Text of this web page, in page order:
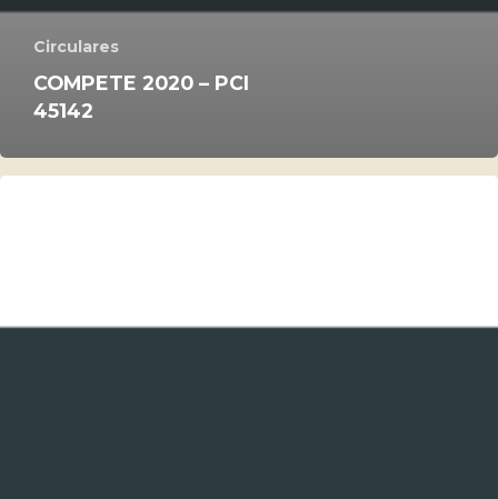
Circulares
COMPETE 2020 – PCI
45142